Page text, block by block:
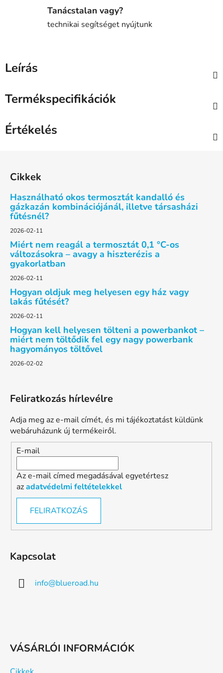
Tanácstalan vagy?
technikai segítséget nyújtunk
Leírás
Termékspecifikációk
Értékelés
Cikkek
Használható okos termosztát kandalló és
gázkazán kombinációjánál, illetve társasházi
fűtésnél?
2026-02-11
Miért nem reagál a termosztát 0,1 °C-os
változásokra – avagy a hiszterézis a
gyakorlatban
2026-02-11
Hogyan oldjuk meg helyesen egy ház vagy
lakás fűtését?
2026-02-11
Hogyan kell helyesen tölteni a powerbankot –
miért nem töltődik fel egy nagy powerbank
hagyományos töltővel
2026-02-02
Feliratkozás hírlevélre
Adja meg az e-mail címét, és mi tájékoztatást küldünk
webáruházunk új termékeiről.
E-mail
Az e-mail címed megadásával egyetértesz
azadatvédelmi feltételekkel
FELIRATKOZÁS
Kapcsolat
info@blueroad.hu
VÁSÁRLÓI INFORMÁCIÓK